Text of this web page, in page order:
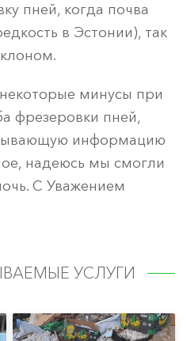
пней, когда почва
в Эстонии), так
минусы при
фрезеровки пней,
информацию
надеюсь мы смогли
С Уважением
УСЛУГИ